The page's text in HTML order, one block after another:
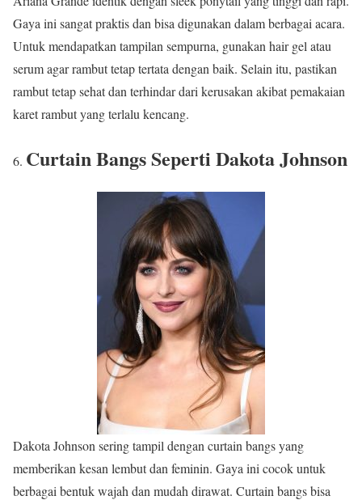
Gaya ini sangat praktis dan bisa digunakan dalam berbagai acara.
Untuk mendapatkan tampilan sempurna, gunakan hair gel atau
serum agar rambut tetap tertata dengan baik. Selain itu, pastikan
rambut tetap sehat dan terhindar dari kerusakan akibat pemakaian
karet rambut yang terlalu kencang.
Curtain Bangs Seperti Dakota Johnson
Dakota Johnson sering tampil dengan curtain bangs yang
memberikan kesan lembut dan feminin. Gaya ini cocok untuk
berbagai bentuk wajah dan mudah dirawat. Curtain bangs bisa